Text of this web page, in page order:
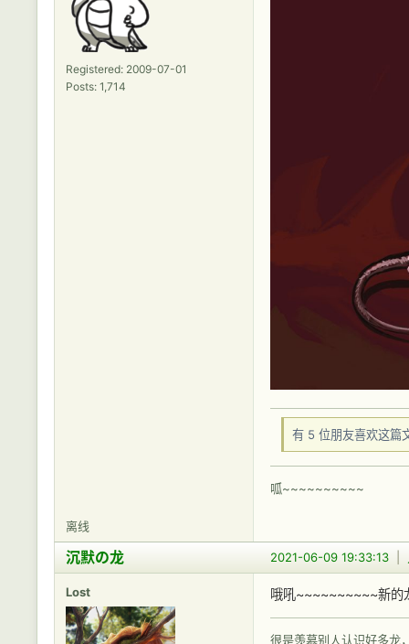
Registered: 2009-07-01
Posts: 1,714
有 5 位朋友喜欢这篇
呱~~~~~~~~~~
离线
2021-06-09 19:33:13
沉默の龙
Lost 哦吼~~~~~~~~~~新的
很是羡慕别人认识好多龙